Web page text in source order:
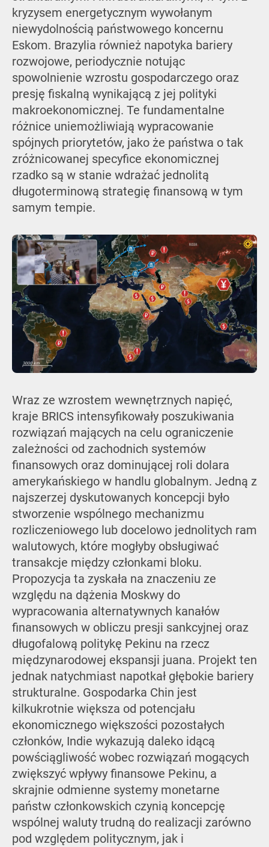
kryzysem energetycznym wywołanym
niewydolnością państwowego koncernu
Eskom. Brazylia również napotyka bariery
rozwojowe, periodycznie notując
spowolnienie wzrostu gospodarczego oraz
presję fiskalną wynikającą z jej polityki
makroekonomicznej. Te fundamentalne
różnice uniemożliwiają wypracowanie
spójnych priorytetów, jako że państwa o tak
zróżnicowanej specyfice ekonomicznej
rzadko są w stanie wdrażać jednolitą
długoterminową strategię finansową w tym
samym tempie.
Wraz ze wzrostem wewnętrznych napięć,
kraje BRICS intensyfikowały poszukiwania
rozwiązań mających na celu ograniczenie
zależności od zachodnich systemów
finansowych oraz dominującej roli dolara
amerykańskiego w handlu globalnym. Jedną z
najszerzej dyskutowanych koncepcji było
stworzenie wspólnego mechanizmu
rozliczeniowego lub docelowo jednolitych ram
walutowych, które mogłyby obsługiwać
transakcje między członkami bloku.
Propozycja ta zyskała na znaczeniu ze
względu na dążenia Moskwy do
wypracowania alternatywnych kanałów
finansowych w obliczu presji sankcyjnej oraz
długofalową politykę Pekinu na rzecz
międzynarodowej ekspansji juana. Projekt ten
jednak natychmiast napotkał głębokie bariery
strukturalne. Gospodarka Chin jest
kilkukrotnie większa od potencjału
ekonomicznego większości pozostałych
członków, Indie wykazują daleko idącą
powściągliwość wobec rozwiązań mogących
zwiększyć wpływy finansowe Pekinu, a
skrajnie odmienne systemy monetarne
państw członkowskich czynią koncepcję
wspólnej waluty trudną do realizacji zarówno
pod względem politycznym, jak i